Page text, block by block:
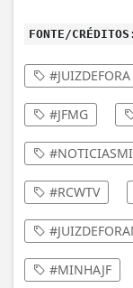
FONTE/CRÉDITOS:
#JUIZDEFORA
#JFMG
#RCWTV
#MINHAJF